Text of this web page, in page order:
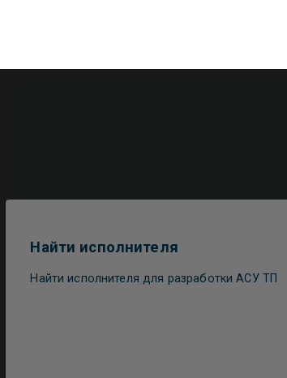
Найти исполнителя
Найти исполнителя для разработки АСУ ТП